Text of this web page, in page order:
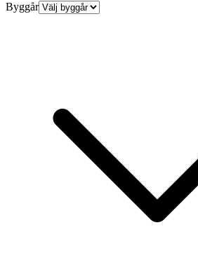
Byggår